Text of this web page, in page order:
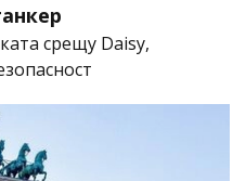
срещу Daisy,